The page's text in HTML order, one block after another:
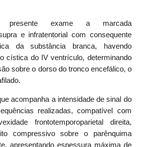
presente exame a marcada
e infratentorial com consequente
da substância branca, havendo
cística do IV ventrículo, determinando
sobre o dorso do tronco encefálico, o
acompanha a intensidade de sinal do
realizadas, compatível com
frontotemporoparietal direita,
compressivo sobre o parênquima
apresentando espessura máxima de